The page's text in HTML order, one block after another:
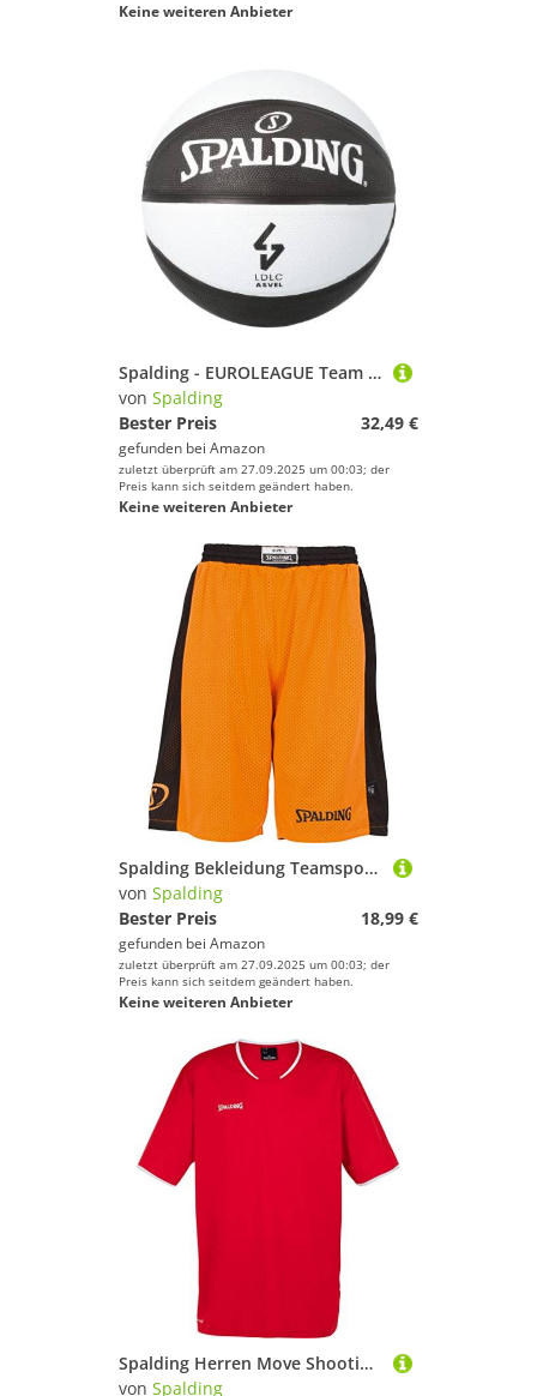
Keine weiteren Anbieter
Spalding - EUROLEAGUE Team SZ7 - ASVEL - Basketballball - Größe 7 - Basketball - Material: Gummi - Outdoor - rutschfest - Hervorragender Grip - Sehr widerstandsfähig
von Spalding
Bester Preis
32,49 €
gefunden bei Amazon
zuletzt überprüft am 27.09.2025 um 00:03; der
Preis kann sich seitdem geändert haben.
Keine weiteren Anbieter
Spalding Bekleidung Teamsport Essential Reversible Shorts Herren, orange/Schwarz, XS
von Spalding
Bester Preis
18,99 €
gefunden bei Amazon
zuletzt überprüft am 27.09.2025 um 00:03; der
Preis kann sich seitdem geändert haben.
Keine weiteren Anbieter
Spalding Herren Move Shooting Shirt S/S, rot/Weiß, 164
von Spalding